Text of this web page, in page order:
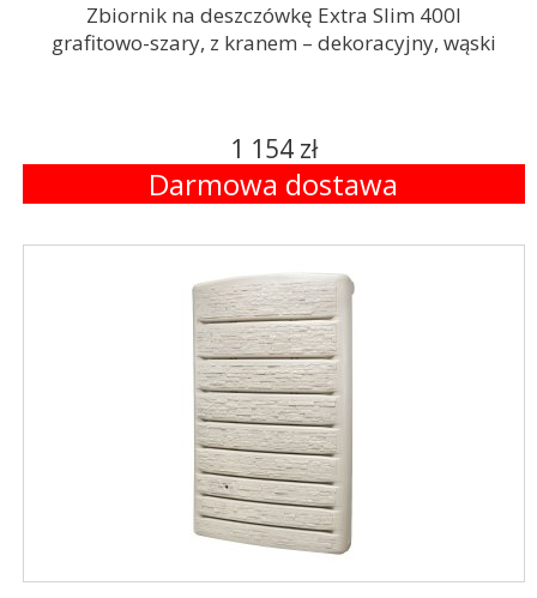
Zbiornik na deszczówkę Extra Slim 400l
grafitowo-szary, z kranem – dekoracyjny, wąski
1 154 zł
Darmowa dostawa